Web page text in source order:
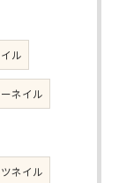
ル
ネイル
ネイル